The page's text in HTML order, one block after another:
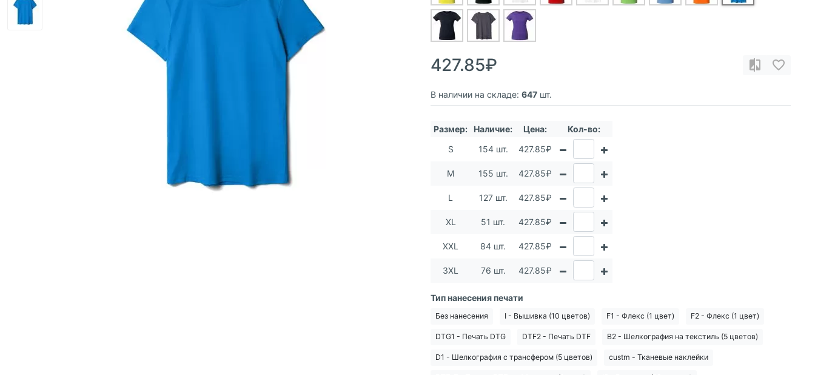
427.85₽
В наличии на складе: 647 шт.
Размер: Наличие: Цена:
Кол-во:
S
154 шт. 427.85₽
M 155 шт. 427.85₽
L 127 шт. 427.85₽
XL 51 шт. 427.85₽
XXL 84 шт. 427.85₽
3XL 76 шт. 427.85₽
Тип нанесения печати
Без нанесения I - Вышивка (10 цветов) F1 - Флекс (1 цвет) F2 - Флекс (1 цвет)
DTG1 - Печать DTG DTF2 - Печать DTF B2 - Шелкография на текстиль (5 цветов)
D1 - Шелкография с трансфером (5 цветов) custm - Тканевые наклейки